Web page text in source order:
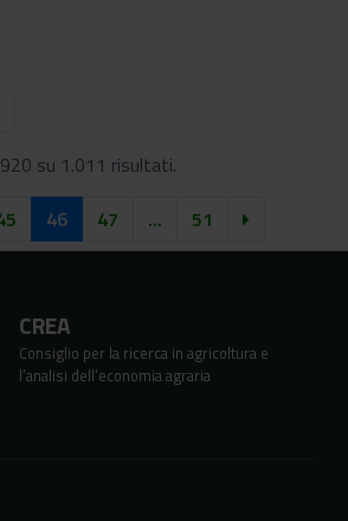
su 1.011 risultati.
46 47 ... 51
CREA
Consiglio per la ricerca in agricoltura e
l’analisi dell’economia agraria